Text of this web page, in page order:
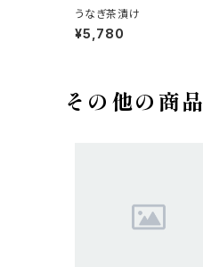
うなぎ茶漬け
¥5,780
その他の商品